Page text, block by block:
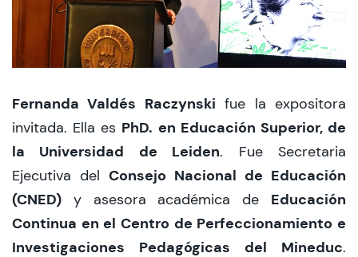
Fernanda Valdés Raczynski fue la expositora
invitada. Ella es PhD. en Educación Superior, de
la Universidad de Leiden. Fue Secretaria
Ejecutiva del Consejo Nacional de Educación
(CNED) y asesora académica de Educación
Continua en el Centro de Perfeccionamiento e
Investigaciones Pedagógicas del Mineduc.